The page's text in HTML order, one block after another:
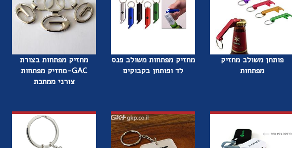
פותחן משולב מחזיק
מפתחות
מחזיק מפתחות משולב פנס
לד ופותחן בקבוקים
מחזיק מפתחות בצורת
GAC-מחזיק מפתחות
צורני ממתכת